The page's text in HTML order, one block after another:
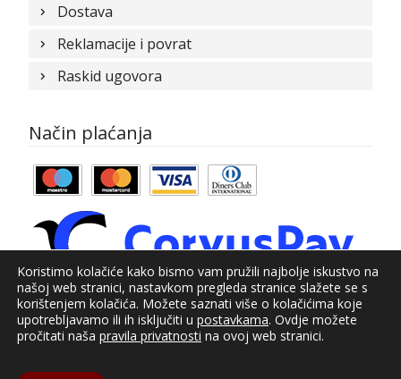
Dostava
Reklamacije i povrat
Raskid ugovora
Način plaćanja
© Kundid 2021
Izrada web shopa: kT dizajn
Koristimo kolačiće kako bismo vam pružili najbolje iskustvo na
našoj web stranici, nastavkom pregleda stranice slažete se s
korištenjem kolačića. Možete saznati više o kolačićima koje
upotrebljavamo ili ih isključiti u postavkama. Ovdje možete
pročitati naša pravila privatnosti na ovoj web stranici.